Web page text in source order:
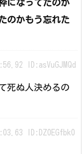
になってたのか
のかもう忘れた
ID:asVuGJMQd
死ぬ人決めるの
ID:DZ0EGfbk0